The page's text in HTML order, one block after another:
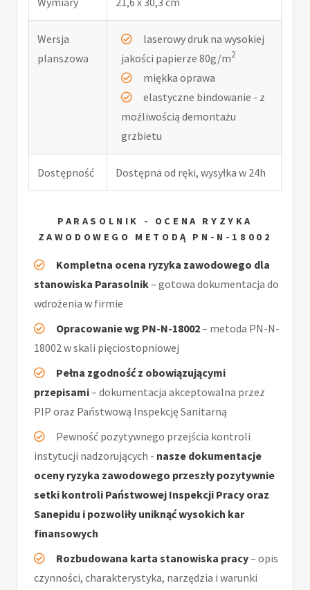
Wersja
planszowa
laserowy druk na wysokiej
jakości papierze 80g/m2
miękka oprawa
elastyczne bindowanie - z
możliwością demontażu
grzbietu
Dostępność Dostępna od ręki, wysyłka w 24h
PARASOLNIK - OCENA RYZYKA
ZAWODOWEGO METODĄ PN-N-18002
Kompletna ocena ryzyka zawodowego dla
stanowiska Parasolnik– gotowa dokumentacja do
wdrożenia w firmie
Opracowanie wg PN-N-18002– metoda PN-N-
18002 w skali pięciostopniowej
Pełna zgodność z obowiązującymi
przepisami– dokumentacja akceptowalna przez
PIP oraz Państwową Inspekcję Sanitarną
Pewność pozytywnego przejścia kontroli
instytucji nadzorujących - nasze dokumentacje
oceny ryzyka zawodowego przeszły pozytywnie
setki kontroli Państwowej Inspekcji Pracy oraz
Sanepidu i pozwoliły uniknąć wysokich kar
finansowych
Rozbudowana karta stanowiska pracy– opis
czynności, charakterystyka, narzędzia i warunki